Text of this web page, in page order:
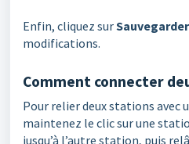
Enfin, cliquez surSauvegarder
modifications.
Comment connecter
Pour relier deux stations avec
maintenez le clic sur une
jusqu’à l’autre station, puis